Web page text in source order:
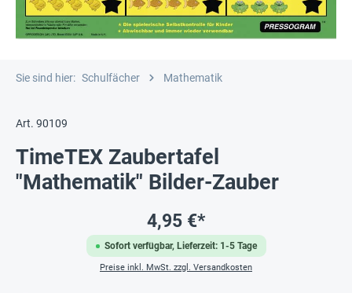
Sie sind hier: Schulfächer Mathematik
Art. 90109
TimeTEX Zaubertafel
"Mathematik" Bilder-Zauber
Sofort verfügbar, Lieferzeit: 1-5 Tage
4,95 €*
Preise inkl. MwSt. zzgl. Versandkosten